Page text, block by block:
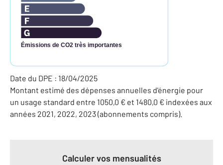
Émissions de CO2 très importantes
Date du DPE : 18/04/2025
Montant estimé des dépenses annuelles d'énergie pour
un usage standard entre 1050,0 € et 1480,0 € indexées aux
années 2021, 2022, 2023 (abonnements compris).
Calculer vos mensualités